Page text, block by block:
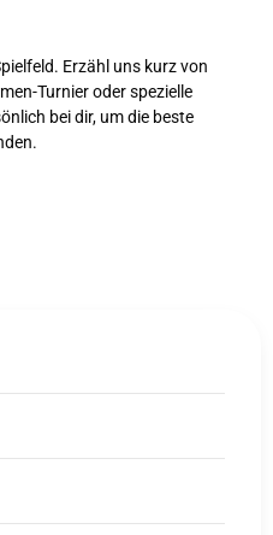
Erzähl uns kurz von
Turnier oder spezielle
bei dir, um die beste